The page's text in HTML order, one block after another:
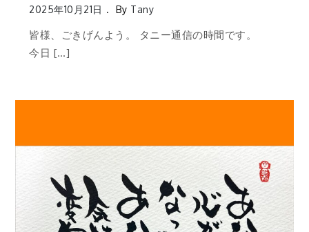
2025年10月21日 By Tany
皆様、ごきげんよう。 タニー通信の時間です。
今日 […]